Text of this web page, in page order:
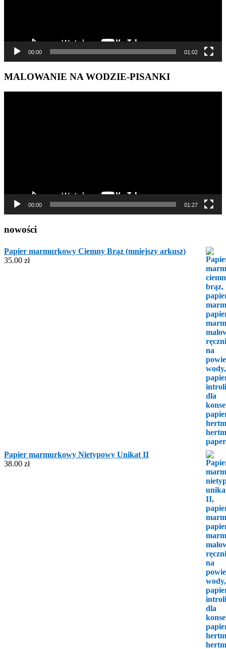
00:00 01:02
MALOWANIE NA WODZIE-PISANKI
00:00 01:27
nowości
Papier marmurkowy Ciemny Brąz (mniejszy arkusz)
35.00 zł
Papier marmurkowy Nietypowy Unikat II
38.00 zł